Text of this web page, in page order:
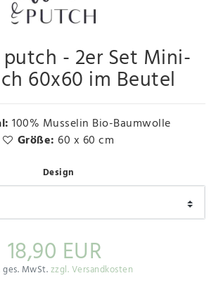
- 2er Set Mini-
60x60 im Beutel
100% Musselin Bio-Baumwolle
Größe: 60 x 60 cm
Design
18,90 EUR
ges. MwSt.zzgl. Versandkosten